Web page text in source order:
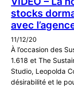
stocks
avec
11/12/20
À l’occasion des
1.618 et The
Studio, Leopolda
désirabilité et le